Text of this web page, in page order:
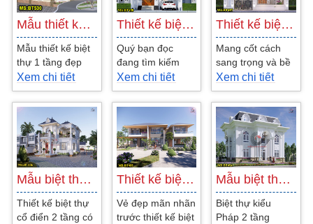
Mẫu thiết kế biệt thự 1 tầng đẹp mái…
Mẫu thiết kế biệt
thự 1 tầng đẹp
mái nhật 3 phòng
ngủ dành cho gia
đình 4 người.
Xem chi tiết
Thiết kế biệt thự mini 2 tầng tân cổ…
Quý bạn đọc
đang tìm kiếm
những mẫu biệt
thự 2 tầng phong
cách tân cổ điển
mái Nhật...
Xem chi tiết
Thiết kế biệt thự lâu đài 2 tầng kiểu…
Mang cốt cách
sang trọng và bề
thế với diện mạo
hoàn mỹ, sự kết
hợp hài hòa của
từng...
Xem chi tiết
Mẫu biệt thự tân cổ điển 2 tầng có…
Thiết kế biệt thự
cổ điển 2 tầng có
Thiết kế biệt thự vườn mái Nhật phong…
Vẻ đẹp mãn nhãn
trước thiết kế biệt
Mẫu biệt thự 2 tầng áp mái kiến trúc…
Biệt thự kiểu
Pháp 2 tầng